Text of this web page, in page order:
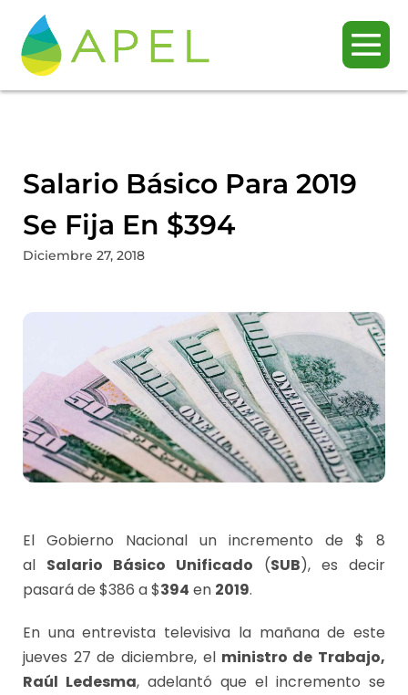
Salario Básico Para 2019
Se Fija En $394
Diciembre 27, 2018
El Gobierno Nacional un incremento de $ 8
al Salario Básico Unificado (SUB), es decir
pasará de $386 a $394 en 2019.
En una entrevista televisiva la mañana de este
jueves 27 de diciembre, elministro de Trabajo,
Raúl Ledesma, adelantó que el incremento se